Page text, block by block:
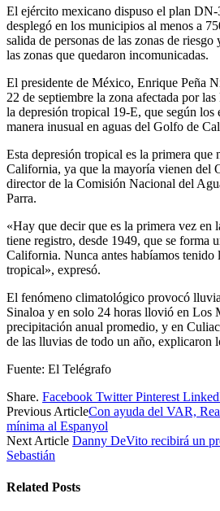
El ejército mexicano dispuso el plan DN-
desplegó en los municipios al menos a
salida de personas de las zonas de
las zonas que quedaron incomunicadas.
El presidente de México, Enrique Peña
22 de septiembre la zona afectada por
la depresión tropical 19-E, que según los
manera inusual en aguas del Golfo de
Esta depresión tropical es la primera que
California, ya que la mayoría vienen del
director de la Comisión Nacional del
Parra.
«Hay que decir que es la primera vez en
tiene registro, desde 1949, que se forma
California. Nunca antes habíamos
tropical», expresó.
El fenómeno climatológico provocó
Sinaloa y en solo 24 horas llovió en Los
precipitación anual promedio, y en
de las lluvias de todo un año, explicaron
Fuente: El Telégrafo
Share. Facebook Twitter Pinterest
Previous ArticleCon ayuda del VAR,
mínima al Espanyol
Next Article Danny DeVito recibirá un
Sebastián
Related Posts